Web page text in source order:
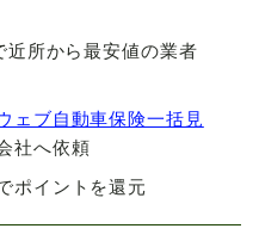
近所から最安値の業者
ェブ自動車保険一括見
社へ依頼
ポイントを還元